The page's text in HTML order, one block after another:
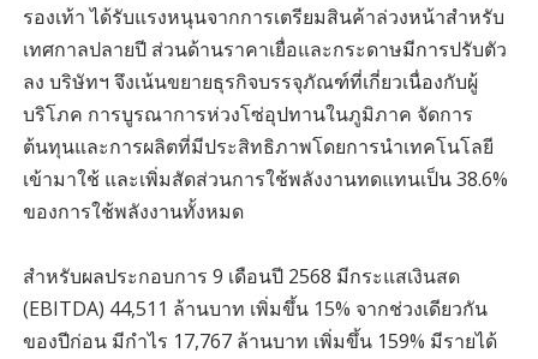
รองเท้า ได้รับแรงหนุนจากการเตรียมสินค้าล่วงหน้าสำหรับ
เทศกาลปลายปี ส่วนด้านราคาเยื่อและกระดาษมีการปรับตัว
ลง บริษัทฯ จึงเน้นขยายธุรกิจบรรจุภัณฑ์ที่เกี่ยวเนื่องกับผู้
บริโภค การบูรณาการห่วงโซ่อุปทานในภูมิภาค จัดการ
ต้นทุนและการผลิตที่มีประสิทธิภาพโดยการนำเทคโนโลยี
เข้ามาใช้ และเพิ่มสัดส่วนการใช้พลังงานทดแทนเป็น 38.6%
ของการใช้พลังงานทั้งหมด
สำหรับผลประกอบการ 9 เดือนปี 2568 มีกระแสเงินสด
(EBITDA) 44,511 ล้านบาท เพิ่มขึ้น 15% จากช่วงเดียวกัน
ของปีก่อน มีกำไร 17,767 ล้านบาท เพิ่มขึ้น 159% มีรายได้